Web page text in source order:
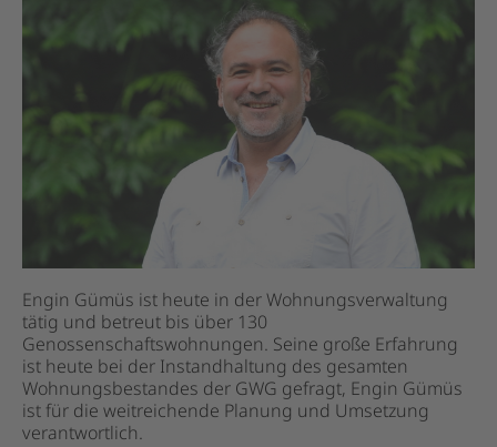
Engin Gümüs ist heute in der Wohnungsverwaltung
tätig und betreut bis über 130
Genossenschaftswohnungen. Seine große Erfahrung
ist heute bei der Instandhaltung des gesamten
Wohnungsbestandes der GWG gefragt, Engin Gümüs
ist für die weitreichende Planung und Umsetzung
verantwortlich.